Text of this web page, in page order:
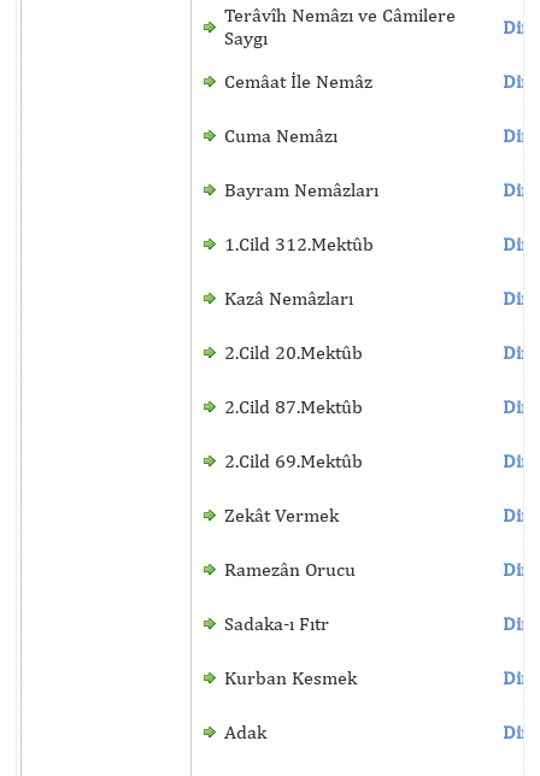
Terâvîh Nemâzı ve Câmilere
Saygı
Cemâat İle Nemâz
Cuma Nemâzı
Bayram Nemâzları
1.Cild 312.Mektûb
Kazâ Nemâzları
2.Cild 20.Mektûb
2.Cild 87.Mektûb
2.Cild 69.Mektûb
Zekât Vermek
Ramezân Orucu
Sadaka-ı Fıtr
Kurban Kesmek
Adak